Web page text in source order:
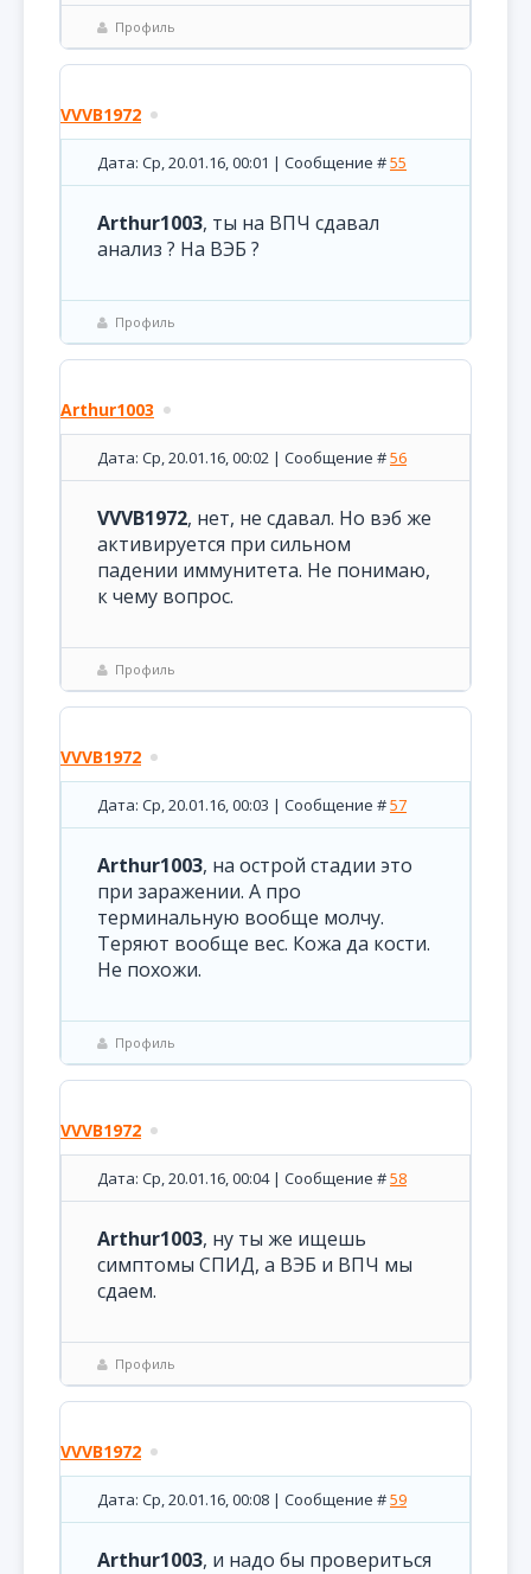
Профиль
VVVB1972
Дата: Ср, 20.01.16, 00:01 | Сообщение #55
Arthur1003, ты на ВПЧ сдавал
анализ ? На ВЭБ ?
Профиль
Arthur1003
Дата: Ср, 20.01.16, 00:02 | Сообщение #56
VVVB1972, нет, не сдавал. Но вэб же
активируется при сильном
падении иммунитета. Не понимаю,
к чему вопрос.
Профиль
VVVB1972
Дата: Ср, 20.01.16, 00:03 | Сообщение #57
Arthur1003, на острой стадии это
при заражении. А про
терминальную вообще молчу.
Теряют вообще вес. Кожа да кости.
Не похожи.
Профиль
VVVB1972
Дата: Ср, 20.01.16, 00:04 | Сообщение #58
Arthur1003, ну ты же ищешь
симптомы СПИД, а ВЭБ и ВПЧ мы
сдаем.
Профиль
VVVB1972
Дата: Ср, 20.01.16, 00:08 | Сообщение #59
Arthur1003, и надо бы провериться